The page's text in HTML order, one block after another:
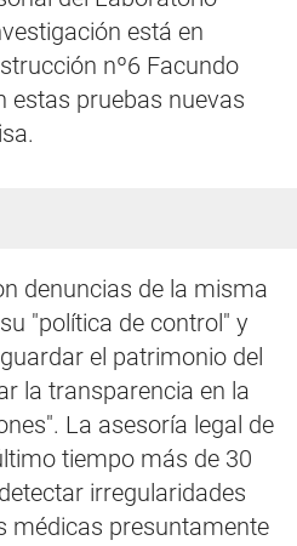
está en
nº6 Facundo
estas pruebas nuevas
denuncias de la misma
"política de control" y
el patrimonio del
la transparencia en la
La asesoría legal de
tiempo más de 30
irregularidades
médicas presuntamente